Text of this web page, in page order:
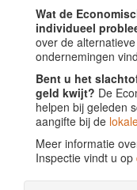
Wat de
individueel
over de
ondernemingen
Bent u het
geld kwijt? De
helpen bij geleden
aangifte bij de
Meer informatie
Inspectie vindt u op